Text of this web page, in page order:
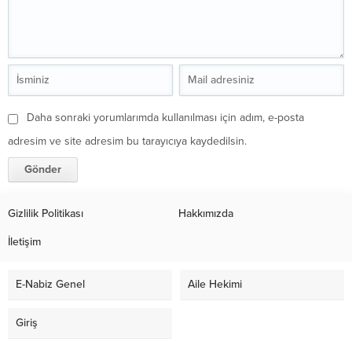
Daha sonraki yorumlarımda kullanılması için adım, e-posta
adresim ve site adresim bu tarayıcıya kaydedilsin.
Gizlilik Politikası Hakkımızda
İletişim
E-Nabiz Genel Aile Hekimi
Giriş